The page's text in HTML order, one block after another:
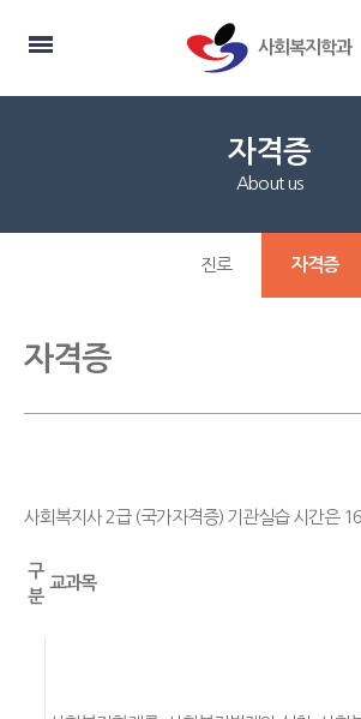
사회복지학과
자격증
About us
진로 자격증
자격증